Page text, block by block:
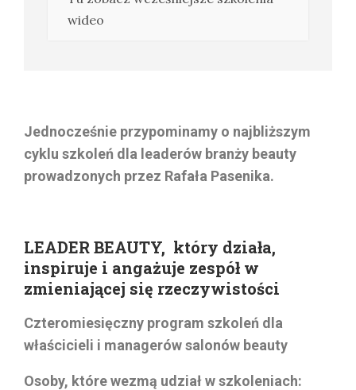
wideo
Jednocześnie przypominamy o najbliższym
cyklu szkoleń dla leaderów branży beauty
prowadzonych przez Rafała Pasenika.
LEADER BEAUTY, który działa,
inspiruje i angażuje zespół w
zmieniającej się rzeczywistości
Czteromiesięczny program szkoleń dla
właścicieli i managerów salonów beauty
Osoby, które wezmą udział w szkoleniach: